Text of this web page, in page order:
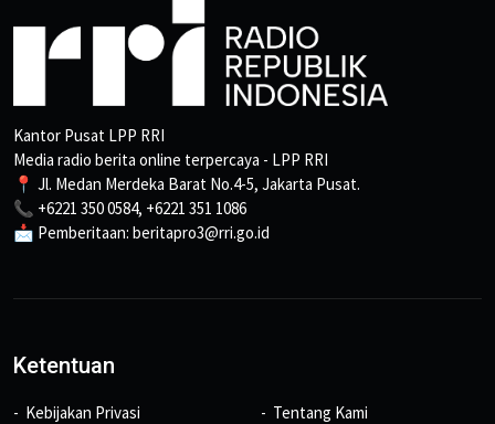
Kantor Pusat LPP RRI
Media radio berita online terpercaya - LPP RRI
📍 Jl. Medan Merdeka Barat No.4-5, Jakarta Pusat.
📞 +6221 350 0584, +6221 351 1086
📩 Pemberitaan: beritapro3@rri.go.id
Ketentuan
Kebijakan Privasi
Tentang Kami